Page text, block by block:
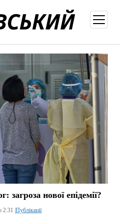
меню
загроза нової епідемії?
| Публікації